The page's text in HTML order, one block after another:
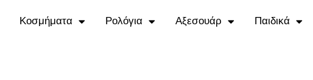
Κοσμήματα Ρολόγια Αξεσουάρ Παιδικά